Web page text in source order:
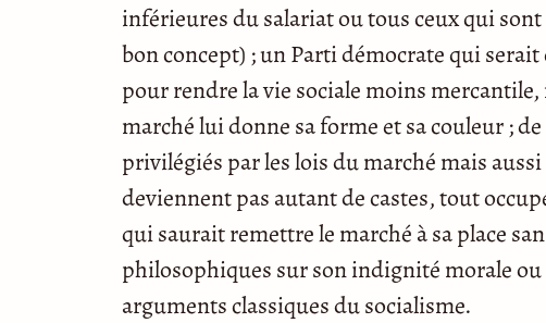
inférieures du salariat ou tous ceux qui
bon concept) ; un Parti démocrate qui
pour rendre la vie sociale moins mercantile,
marché lui donne sa forme et sa couleur ;
privilégiés par les lois du marché mais
deviennent pas autant de castes, tout
qui saurait remettre le marché à sa place
philosophiques sur son indignité morale
arguments classiques du socialisme.